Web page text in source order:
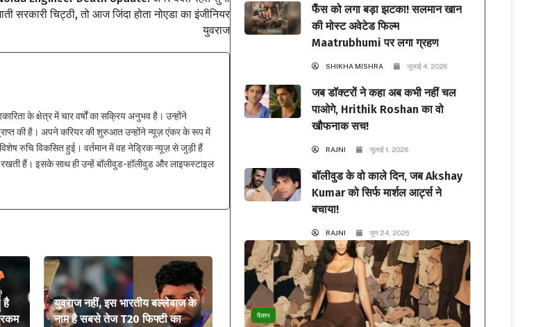
सरकारी चिट्ठी, तो आज जिंदा होता नोएडा का इंजीनियर
युवराज
के क्षेत्र में चार वर्षों का सक्रिय अनुभव है। उन्होंने
प्राप्त की है। अपने करियर की शुरुआत उन्होंने न्यूज़ एंकर के रूप में
रुचि विकसित हुई। वर्तमान में वह नेड्रिक न्यूज़ से जुड़ी हैं
हैं। इसके साथ ही उन्हें बॉलीवुड-हॉलीवुड और लाइफस्टाइल
है
युवराज नहीं, इस भारतीय बल्लेबाज के
नाम है सबसे तेज T20 फिफ्टी का
फैंस को लगा बड़ा झटका! सलमान खान
की मोस्ट अवेटेड फिल्म
Maatrubhumi पर लगा ग्रहण
SHIKHA MISHRA जुलाई 4, 2026
जब डॉक्टरों ने कहा अब कभी नहीं चल
पाओगे, Hrithik Roshan का वो
खौफनाक सच!
RAJNI जुलाई 1, 2026
बॉलीवुड के वो काले दिन, जब Akshay
Kumar को सिर्फ मार्शल आर्ट्स ने
बचाया!
RAJNI जून 24, 2026
फैशन